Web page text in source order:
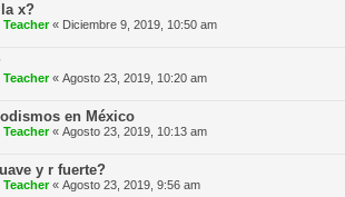
x?
« Diciembre 9, 2019, 10:50 am
« Agosto 23, 2019, 10:20 am
en México
« Agosto 23, 2019, 10:13 am
y r fuerte?
« Agosto 23, 2019, 9:56 am